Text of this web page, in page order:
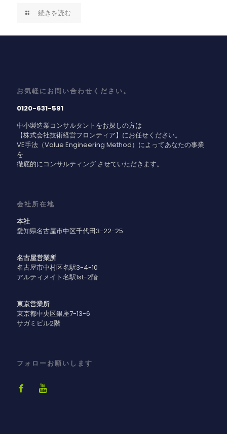
続きを読む
お気軽にお問い合わせください。
0120-631-591
中小製造業コンサルタントをお探しの方は
【株式会社技術経営フロンティア】にお任せください。
VE手法（Value Engineering Method）によってあなたの事業
を
徹底的にコンサルティング させていただきます。
会社所在地
本社
愛知県名古屋市中区千代田3-22-25
名古屋営業所
名古屋市中村区名駅3-4-10
アルティメイト名駅1st-2階
東京営業所
東京都中央区銀座7-13-6
サガミビル2階
フォローお願いします